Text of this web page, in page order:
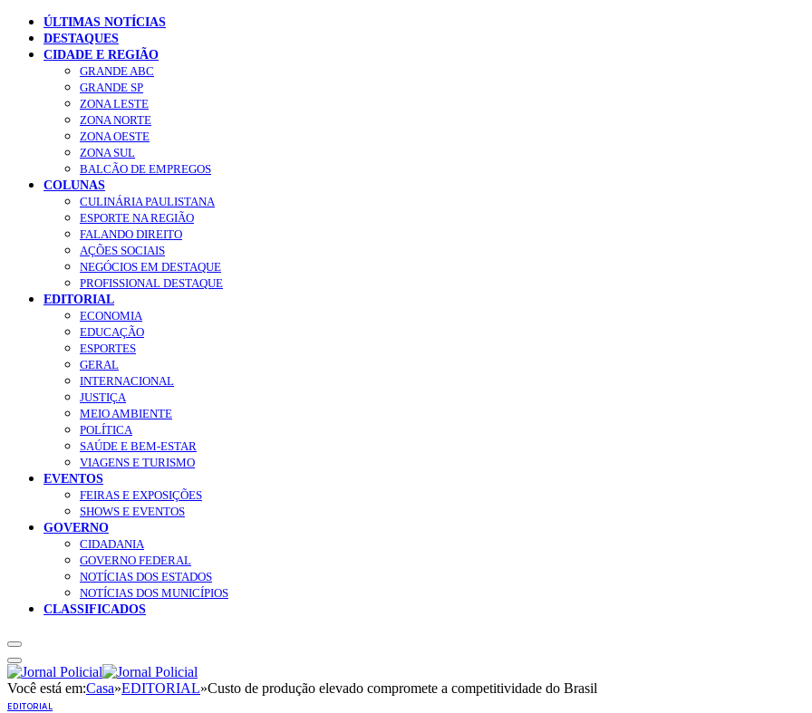
ÚLTIMAS NOTÍCIAS
DESTAQUES
CIDADE E REGIÃO
GRANDE ABC
GRANDE SP
ZONA LESTE
ZONA NORTE
ZONA OESTE
ZONA SUL
BALCÃO DE EMPREGOS
COLUNAS
CULINÁRIA PAULISTANA
ESPORTE NA REGIÃO
FALANDO DIREITO
AÇÕES SOCIAIS
NEGÓCIOS EM DESTAQUE
PROFISSIONAL DESTAQUE
EDITORIAL
ECONOMIA
EDUCAÇÃO
ESPORTES
GERAL
INTERNACIONAL
JUSTIÇA
MEIO AMBIENTE
POLÍTICA
SAÚDE E BEM-ESTAR
VIAGENS E TURISMO
EVENTOS
FEIRAS E EXPOSIÇÕES
SHOWS E EVENTOS
GOVERNO
CIDADANIA
GOVERNO FEDERAL
NOTÍCIAS DOS ESTADOS
NOTÍCIAS DOS MUNICÍPIOS
CLASSIFICADOS
Você está em:Casa»EDITORIAL»Custo de produção elevado compromete a competitividade do Brasil
EDITORIAL